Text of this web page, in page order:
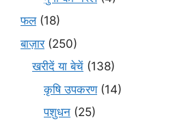
फल(18)
बाज़ार(250)
खरीदें या बेचें (138)
कृषि उपकरण(14)
पशुधन (25)